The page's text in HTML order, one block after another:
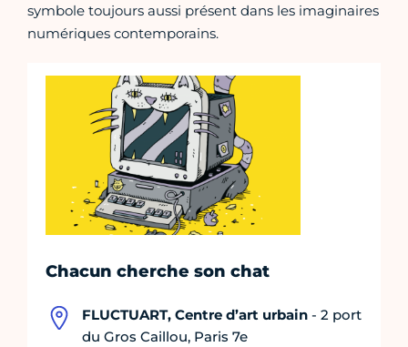
symbole toujours aussi présent dans les imaginaires
numériques contemporains.
Chacun cherche son chat
FLUCTUART, Centre d’art urbain - 2 port
du Gros Caillou, Paris 7e